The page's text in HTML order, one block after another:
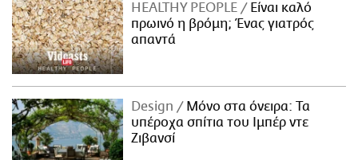
HEALTHY PEOPLE
Είναι καλό
πρωινό η βρόμη; Ένας γιατρός
απαντά
Design
Μόνο στα όνειρα: Τα
υπέροχα σπίτια του Ιμπέρ ντε
Ζιβανσί